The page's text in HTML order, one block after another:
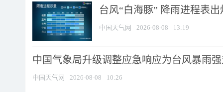
台风“白海豚” 降雨进程表
中国天气网 2026-08-08 13:19
中国气象局升级调整应急响应为台风暴雨
中国天气网 2026-08-08 10:26